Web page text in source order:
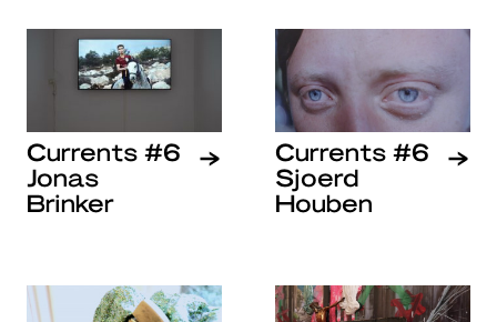
Currents #6
Jonas
Brinker
Currents #6
Sjoerd
Houben